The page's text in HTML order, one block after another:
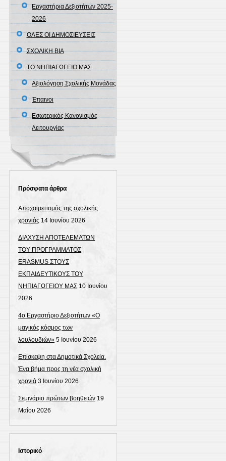
Εργαστήρια Δεξιοτήτων 2025-
2026
ΟΛΕΣ ΟΙ ΔΗΜΟΣΙΕΥΣΕΙΣ
ΣΧΟΛΙΚΗ ΒΙΑ
ΤΟ ΝΗΠΙΑΓΩΓΕΙΟ ΜΑΣ
Αξιολόγηση Σχολικής Μονάδας
Έπαινοι
Εσωτερικός Κανονισμός
Λειτουργίας
Πρόσφατα άρθρα
Αποχαιρετισμός της σχολικής
χρονιάς 14 Ιουνίου 2026
ΔΙΑΧΥΣΗ ΑΠΟΤΕΛΕΜΑΤΩΝ
ΤΟΥ ΠΡΟΓΡΑΜΜΑΤΟΣ
ERASMUS ΣΤΟΥΣ
ΕΚΠΑΙΔΕΥΤΙΚΟΥΣ ΤΟΥ
ΝΗΠΙΑΓΩΓΕΙΟΥ ΜΑΣ 10 Ιουνίου
2026
4ο Εργαστήριο Δεξιοτήτων «Ο
μαγικός κόσμος των
λουλουδιών» 5 Ιουνίου 2026
Επίσκεψη στα Δημοτικά Σχολεία.
Ένα βήμα προς τη νέα σχολική
χρονιά 3 Ιουνίου 2026
Σεμινάριο πρώτων βοηθειών 19
Μαΐου 2026
Ιστορικό